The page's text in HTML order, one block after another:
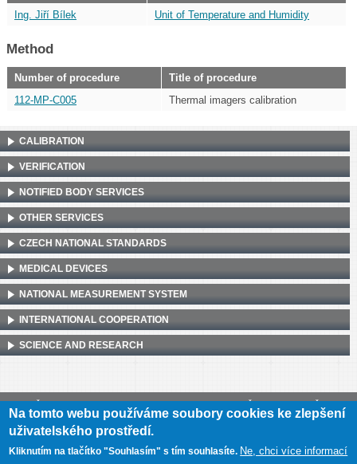
Ing. Jiří Bílek
Unit of Temperature and Humidity
Method
Number of procedure
Title of procedure
112-MP-C005
Thermal imagers calibration
CALIBRATION
VERIFICATION
NOTIFIED BODY SERVICES
OTHER SERVICES
CZECH NATIONAL STANDARDS
MEDICAL DEVICES
NATIONAL MEASUREMENT SYSTEM
INTERNATIONAL COOPERATION
SCIENCE AND RESEARCH
CZ00177016
Mapa webu Prohlášení o přístupnosti
Na tomto webu používáme soubory cookies ke zlepšení
uživatelského prostředí.
Kliknutím na tlačítko "Souhlasím" s tím souhlasíte. Ne, chci více informací